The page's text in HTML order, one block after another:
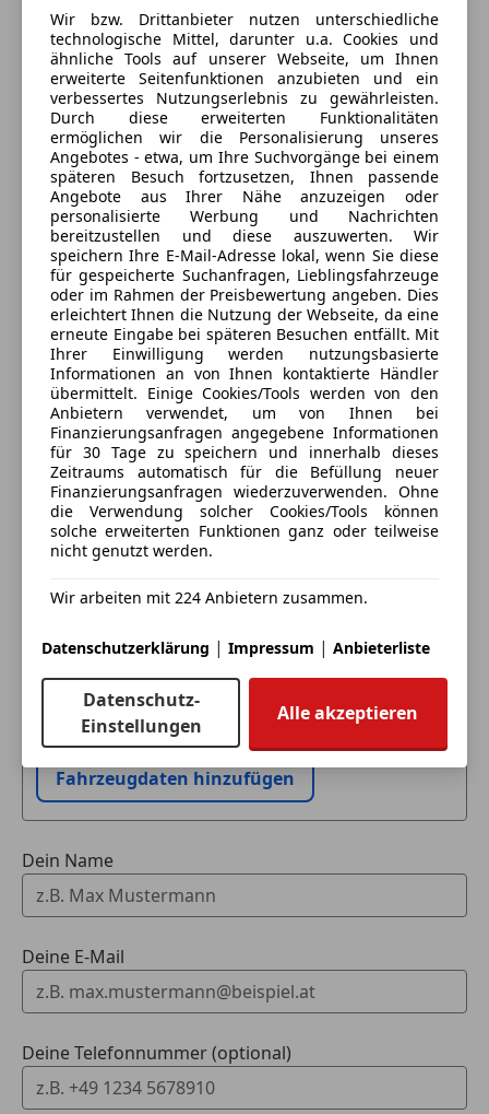
Werkstatt
Geschlossen
Öffnet um 8:00 Mo.
Raimund-Obendraufstraße 18,
8230 Hartberg, AT
Kontakt
Kröpfl GmbH
Alle Fahrzeuge des Anbieters
Anbieter kontaktieren
Deine Nachricht
Eintauschwagen: Kaufen und verkaufen in nur einem
Schritt
Ich möchte mein Auto in Zahlung geben
(unverbindlich).
Fahrzeugdaten hinzufügen
Dein Name
Deine E-Mail
Deine Telefonnummer (optional)
Wir bzw. Drittanbieter nutzen unterschiedliche
technologische Mittel, darunter u.a. Cookies und
ähnliche Tools auf unserer Webseite, um Ihnen
erweiterte Seitenfunktionen anzubieten und ein
verbessertes Nutzungserlebnis zu gewährleisten.
Durch diese erweiterten Funktionalitäten
ermöglichen wir die Personalisierung unseres
Angebotes - etwa, um Ihre Suchvorgänge bei einem
späteren Besuch fortzusetzen, Ihnen passende
Angebote aus Ihrer Nähe anzuzeigen oder
personalisierte Werbung und Nachrichten
bereitzustellen und diese auszuwerten. Wir
speichern Ihre E-Mail-Adresse lokal, wenn Sie diese
für gespeicherte Suchanfragen, Lieblingsfahrzeuge
oder im Rahmen der Preisbewertung angeben. Dies
erleichtert Ihnen die Nutzung der Webseite, da eine
erneute Eingabe bei späteren Besuchen entfällt. Mit
Ihrer Einwilligung werden nutzungsbasierte
Informationen an von Ihnen kontaktierte Händler
übermittelt. Einige Cookies/Tools werden von den
Anbietern verwendet, um von Ihnen bei
Finanzierungsanfragen angegebene Informationen
für 30 Tage zu speichern und innerhalb dieses
Zeitraums automatisch für die Befüllung neuer
Finanzierungsanfragen wiederzuverwenden. Ohne
die Verwendung solcher Cookies/Tools können
solche erweiterten Funktionen ganz oder teilweise
nicht genutzt werden.
Wir arbeiten mit 224 Anbietern zusammen.
Datenschutzerklärung | Impressum | Anbieterliste
Datenschutz-
Einstellungen
Alle akzeptieren